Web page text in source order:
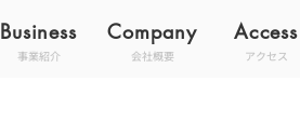
Business
事業紹介
Access
アクセス
Company
会社概要